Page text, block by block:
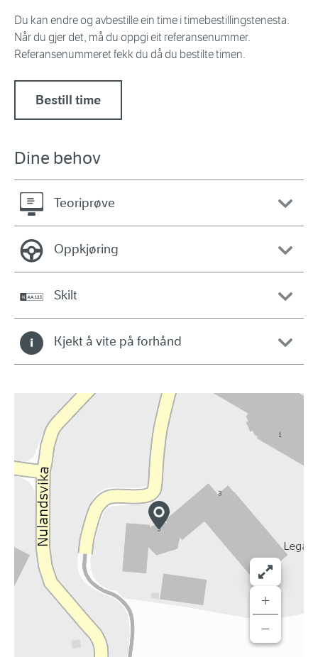
Du kan endre og avbestille ein time i timebestillingstenesta.
Når du gjer det, må du oppgi eit referansenummer.
Referansenummeret fekk du då du bestilte timen.
Bestill time
Dine behov
Teoriprøve
Oppkjøring
Skilt
Kjekt å vite på forhånd
+
−